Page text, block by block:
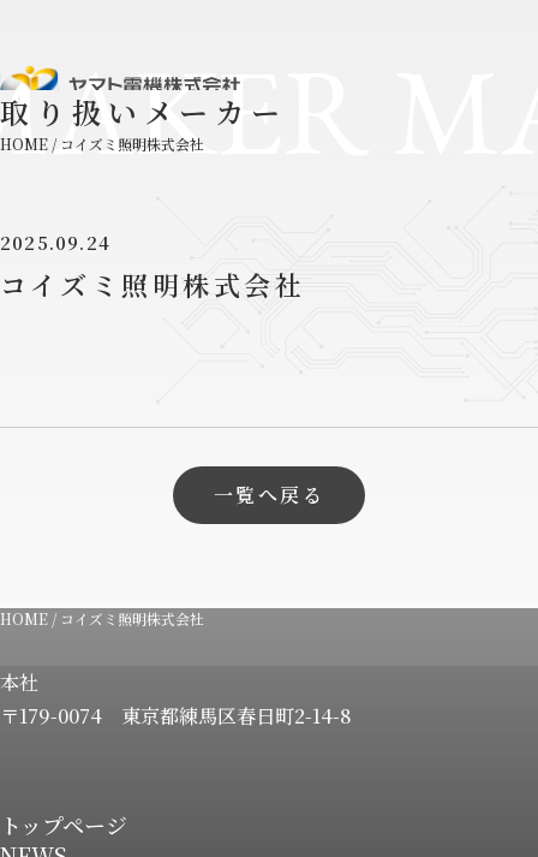
取り扱いメーカー
HOME / コイズミ照明株式会社
2025.09.24
コイズミ照明株式会社
一覧へ戻る
HOME / コイズミ照明株式会社
本社
〒179-0074 東京都練馬区春日町2-14-8
トップページ